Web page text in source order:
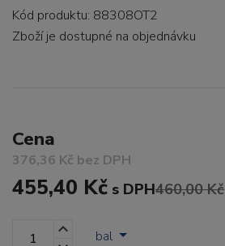
Kód produktu: 88308OT2
Zboží je dostupné na objednávku
Cena
376,36 Kč bez DPH
455,40 Kč s DPH460,00 Kč
bal